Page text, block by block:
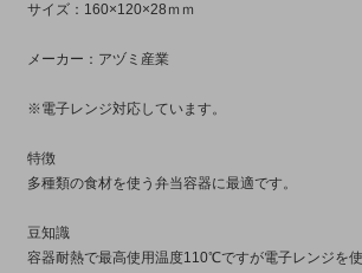
サイズ：160×120×28ｍｍ
メーカー：アヅミ産業
※電子レンジ対応しています。
特徴
多種類の食材を使う弁当容器に最適です。
豆知識
容器耐熱で最高使用温度110℃ですが電子レンジを